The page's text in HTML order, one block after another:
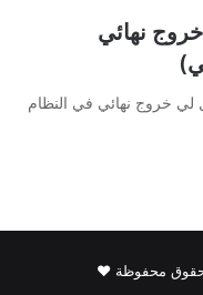
نهائي
خروج نهائي في النظام